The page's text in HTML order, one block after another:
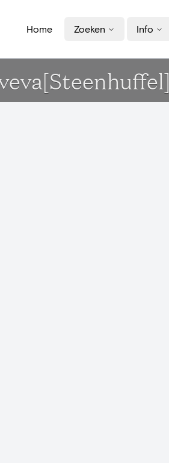
Home Zoeken Info